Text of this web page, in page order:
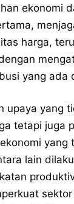
ekonomi
harga,
yang ada
upaya yang
tetapi juga
yang
lain